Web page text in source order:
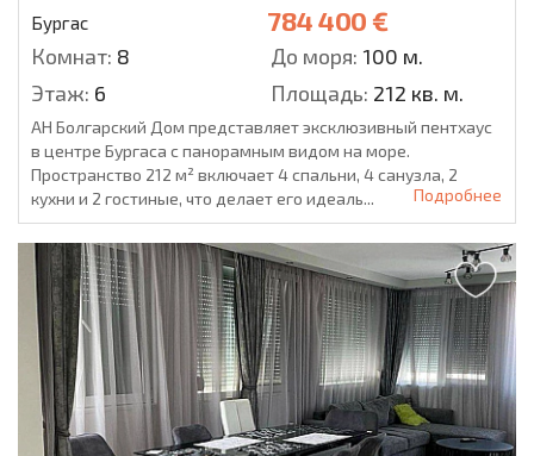
Бургас 784 400 €
Комнат: 8 До моря: 100 м.
Этаж: 6 Площадь: 212 кв. м.
АН Болгарский Дом представляет эксклюзивный пентхаус
в центре Бургаса с панорамным видом на море.
Пространство 212 м² включает 4 спальни, 4 санузла, 2
кухни и 2 гостиные, что делает его идеаль...
Подробнее